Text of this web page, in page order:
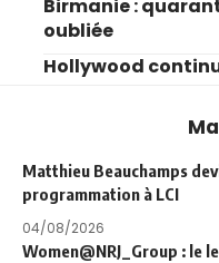
Birmanie :
oubliée
Hollywood
Matthieu Beauchamps
programmation à LCI
04/08/2026
Women@NRJ_Group : le